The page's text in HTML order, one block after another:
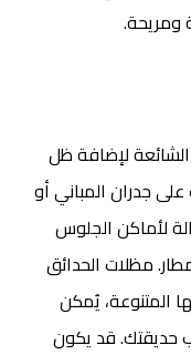
ومريحة.
لإضافة ظل
جدران المباني أو
لأماكن الجلوس
مظلات الحدائق
المتنوعة، يُمكن
حديقتك. قد يكون